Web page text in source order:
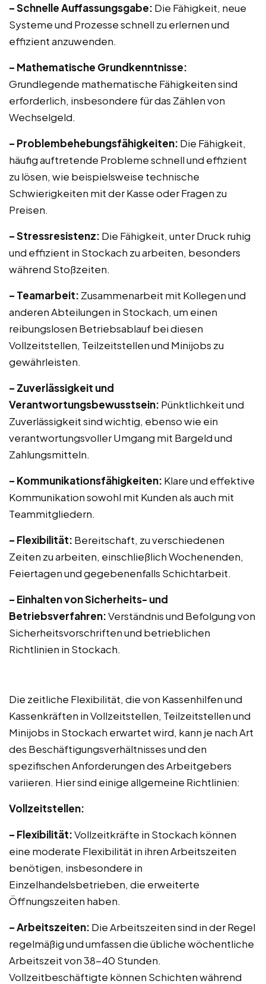
– Schnelle Auffassungsgabe: Die Fähigkeit, neue
Systeme und Prozesse schnell zu erlernen und
effizient anzuwenden.
– Mathematische Grundkenntnisse:
Grundlegende mathematische Fähigkeiten sind
erforderlich, insbesondere für das Zählen von
Wechselgeld.
– Problembehebungsfähigkeiten: Die Fähigkeit,
häufig auftretende Probleme schnell und effizient
zu lösen, wie beispielsweise technische
Schwierigkeiten mit der Kasse oder Fragen zu
Preisen.
– Stressresistenz: Die Fähigkeit, unter Druck ruhig
und effizient in Stockach zu arbeiten, besonders
während Stoßzeiten.
– Teamarbeit: Zusammenarbeit mit Kollegen und
anderen Abteilungen in Stockach, um einen
reibungslosen Betriebsablauf bei diesen
Vollzeitstellen, Teilzeitstellen und Minijobs zu
gewährleisten.
– Zuverlässigkeit und
Verantwortungsbewusstsein: Pünktlichkeit und
Zuverlässigkeit sind wichtig, ebenso wie ein
verantwortungsvoller Umgang mit Bargeld und
Zahlungsmitteln.
– Kommunikationsfähigkeiten: Klare und effektive
Kommunikation sowohl mit Kunden als auch mit
Teammitgliedern.
– Flexibilität: Bereitschaft, zu verschiedenen
Zeiten zu arbeiten, einschließlich Wochenenden,
Feiertagen und gegebenenfalls Schichtarbeit.
– Einhalten von Sicherheits- und
Betriebsverfahren:Verständnis und Befolgung von
Sicherheitsvorschriften und betrieblichen
Richtlinien in Stockach.
Die zeitliche Flexibilität, die von Kassenhilfen und
Kassenkräften in Vollzeitstellen, Teilzeitstellen und
Minijobs in Stockach erwartet wird, kann je nach Art
des Beschäftigungsverhältnisses und den
spezifischen Anforderungen des Arbeitgebers
variieren. Hier sind einige allgemeine Richtlinien:
Vollzeitstellen:
– Flexibilität:Vollzeitkräfte in Stockach können
eine moderate Flexibilität in ihren Arbeitszeiten
benötigen, insbesondere in
Einzelhandelsbetrieben, die erweiterte
Öffnungszeiten haben.
– Arbeitszeiten: Die Arbeitszeiten sind in der Regel
regelmäßig und umfassen die übliche wöchentliche
Arbeitszeit von 38-40 Stunden.
Vollzeitbeschäftigte können Schichten während